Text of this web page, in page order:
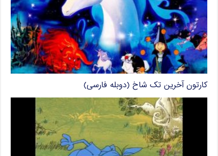
کارتون آخرین تک شاخ (دوبله فارسی)